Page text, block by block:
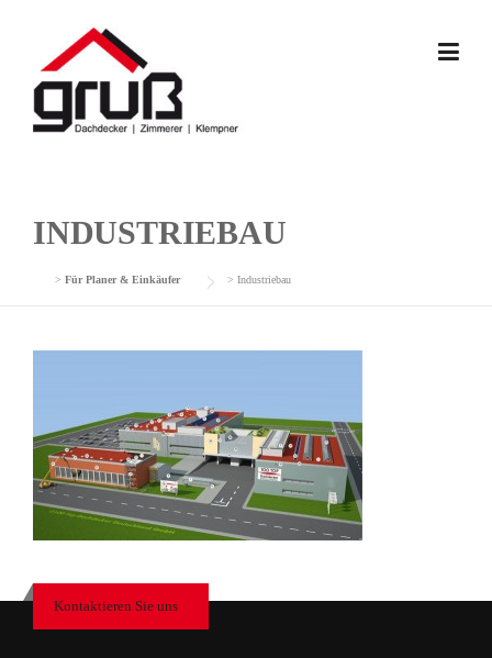
INDUSTRIEBAU
> Für Planer & Einkäufer > Industriebau
Kontaktieren Sie uns